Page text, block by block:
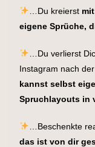
…Du kreierstmit
eigene Sprüche,
…Du verlierst
Instagram nach
kannst selbst
Spruchlayouts in
…Beschenkte
das ist von dir